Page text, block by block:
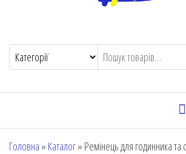
Головна » Каталог» Ремінець для годинника та